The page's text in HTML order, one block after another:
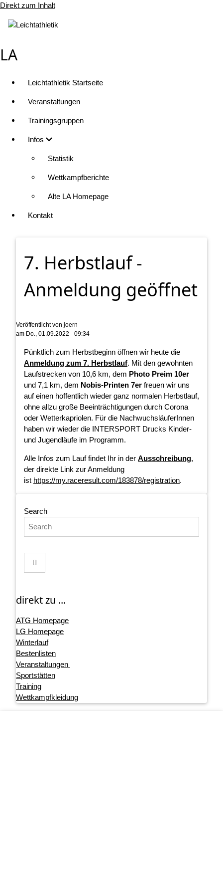
Direkt zum Inhalt
LA
Leichtathletik Startseite
Veranstaltungen
Trainingsgruppen
Infos
Statistik
Wettkampfberichte
Alte LA Homepage
Kontakt
7. Herbstlauf -
Anmeldung geöffnet
Veröffentlicht von joern
am Do., 01.09.2022 - 09:34
Pünktlich zum Herbstbeginn öffnen wir heute die
Anmeldung zum 7. Herbstlauf. Mit den gewohnten
Laufstrecken von 10,6 km, dem Photo Preim 10er
und 7,1 km, dem Nobis-Printen 7er freuen wir uns
auf einen hoffentlich wieder ganz normalen Herbstlauf,
ohne allzu große Beeinträchtigungen durch Corona
oder Wetterkapriolen. Für die NachwuchsläuferInnen
haben wir wieder die INTERSPORT Drucks Kinder-
und Jugendläufe im Programm.
Alle Infos zum Lauf findet Ihr in der Ausschreibung,
der direkte Link zur Anmeldung
ist https://my.raceresult.com/183878/registration.
Search
direkt zu ...
ATG Homepage
LG Homepage
Winterlauf
Bestenlisten
Veranstaltungen
Sportstätten
Training
Wettkampfkleidung